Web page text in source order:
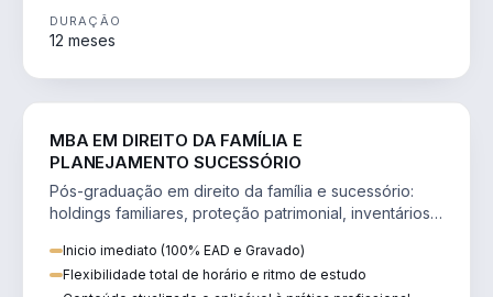
DURAÇÃO
12 meses
MBA EM DIREITO DA FAMÍLIA E
PLANEJAMENTO SUCESSÓRIO
Pós-graduação em direito da família e sucessório:
holdings familiares, proteção patrimonial, inventários
Inicio imediato (100% EAD e Gravado)
Flexibilidade total de horário e ritmo de estudo